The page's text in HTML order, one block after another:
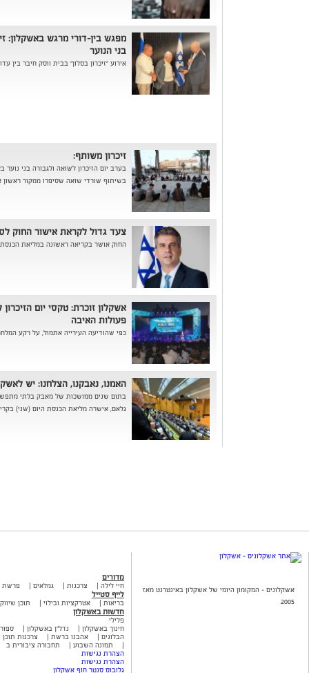
מפגש בין-דורי מרגש באשקלון:
בני הנוער
אירוע "זיכרון בסלון" בבית ווסק חיבר
זיכרון משותף:
בערב יום הזיכרון לשואה ולגבורה בני
בשיתוף שורדי שואה שסיפרו ממקור
צעד גדול לקראת אישור החוק
החוק אושר בקריאה ראשונה במליאת הכנסת
אשקלון זוכרת: טקסי יום
פעולות האיבה
כפי שהודיעה העירייה אתמול, על רקע
האמנו, נאבקנו, הצלחנו: יש
בתום שנים ממושכות של מאבק בלתי
גלאם, אישרה מליאת הכנסת היום (שני)
אשקלונים - המקומון היומי של אשקלון באינטרנט מאז
2005
מדורים
חיי לילה צרכנות גמלאים פרשת
לייף סטייל
בריאות אטרקציות ובילוי תוכן
חדשות באשקלון
פלילי
חינוך באשקלון
נדל"ן באשקלון
הבלוגים
אהבנו ברשת
צרכנות תוכן
תמונה השבוע
תחבורה ציבורית ב
הצהרת נגישות
הצהרת נגישות
גלובוס סנטר חוף אשקלון